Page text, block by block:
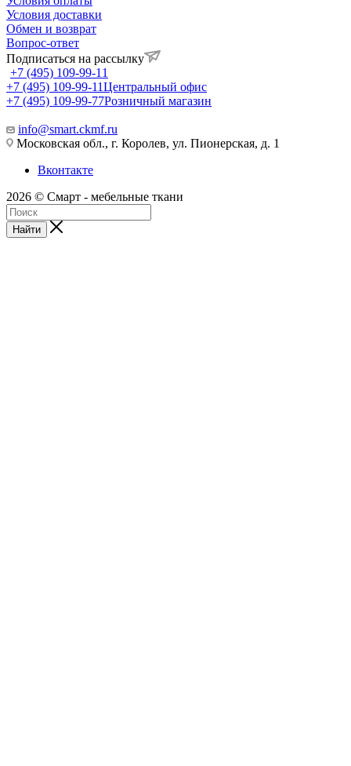
Условия доставки
Обмен и возврат
Вопрос-ответ
Подписаться на рассылку
+7 (495) 109-99-11
+7 (495) 109-99-11Центральный офис
+7 (495) 109-99-77Розничный магазин
info@smart.ckmf.ru
Московская обл., г. Королев, ул. Пионерская, д. 1
Вконтакте
2026 © Смарт - мебельные ткани
Найти